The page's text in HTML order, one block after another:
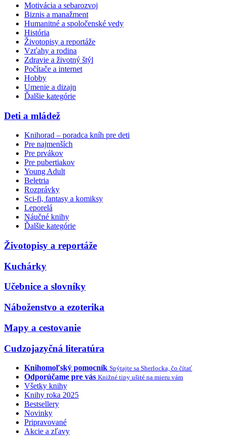
Motivácia a sebarozvoj
Biznis a manažment
Humanitné a spoločenské vedy
História
Životopisy a reportáže
Vzťahy a rodina
Zdravie a životný štýl
Počítače a internet
Hobby
Umenie a dizajn
Ďalšie kategórie
Deti a mládež
Knihorad – poradca kníh pre deti
Pre najmenších
Pre prvákov
Pre pubertiakov
Young Adult
Beletria
Rozprávky
Sci-fi, fantasy a komiksy
Leporelá
Náučné knihy
Ďalšie kategórie
Životopisy a reportáže
Kuchárky
Učebnice a slovníky
Náboženstvo a ezoterika
Mapy a cestovanie
Cudzojazyčná literatúra
Knihomoľský pomocník Spýtajte sa Sherlocka, čo čítať
Odporúčame pre vás Knižné tipy ušité na mieru vám
Všetky knihy
Knihy roka 2025
Bestsellery
Novinky
Pripravované
Akcie a zľavy